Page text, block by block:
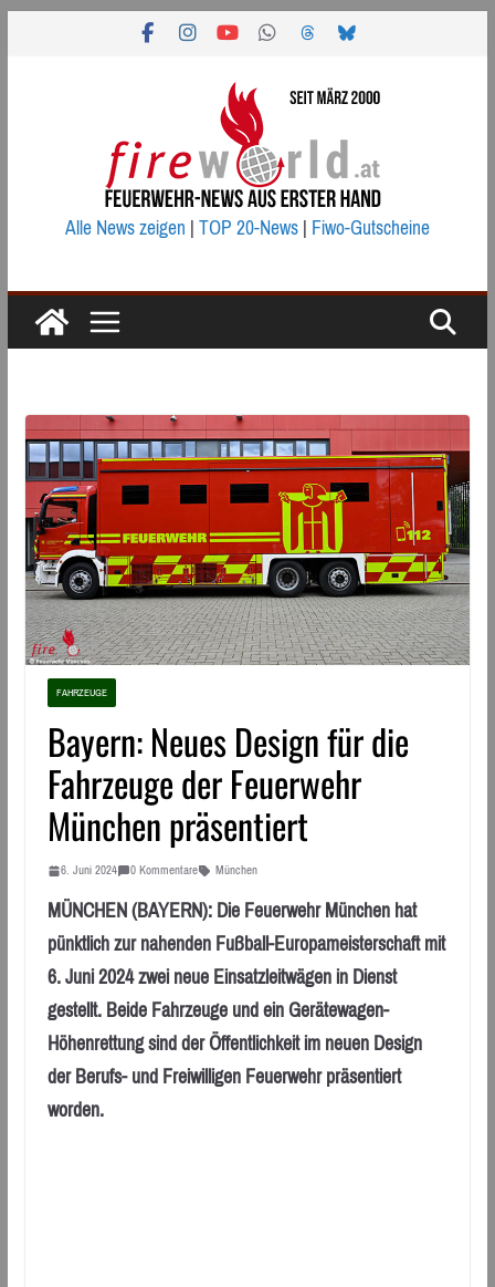
Alle News zeigen|TOP 20-News|Fiwo-Gutscheine
FAHRZEUGE
Bayern: Neues Design für die
Fahrzeuge der Feuerwehr
München präsentiert
6. Juni 2024 0 Kommentare München
MÜNCHEN (BAYERN): Die Feuerwehr München hat
pünktlich zur nahenden Fußball-Europameisterschaft mit
6. Juni 2024 zwei neue Einsatzleitwägen in Dienst
gestellt. Beide Fahrzeuge und ein Gerätewagen-
Höhenrettung sind der Öffentlichkeit im neuen Design
der Berufs- und Freiwilligen Feuerwehr präsentiert
worden.